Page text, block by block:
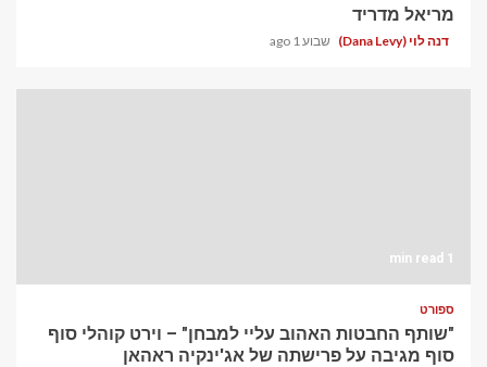
מריאל מדריד
דנה לוי (Dana Levy) שבוע 1 ago
1 min read
ספורט
"שותף החבטות האהוב עליי למבחן" – וירט קוהלי סוף
סוף מגיבה על פרישתה של אג'ינקיה ראהאן